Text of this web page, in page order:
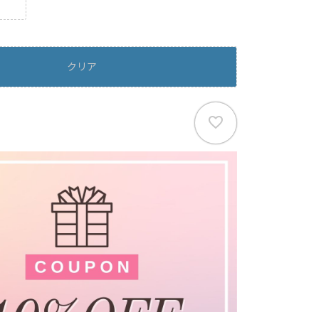
クリア